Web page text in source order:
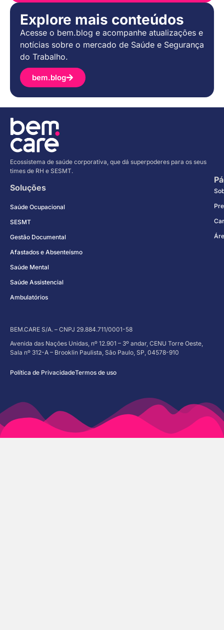
Explore mais conteúdos
Acesse o bem.blog e acompanhe atualizações e
notícias sobre o mercado de Saúde e Segurança
do Trabalho.
bem.blog
Ecossistema de saúde corporativa, que dá superpoderes para os seus
times de RH e SESMT.
Soluções
Saúde Ocupacional
SESMT
Gestão Documental
Afastados e Absenteísmo
Saúde Mental
Saúde Assistencial
Ambulatórios
BEM.CARE S/A. – CNPJ 29.884.711/0001-58
Avenida das Nações Unidas, nº 12.901 – 3º andar, CENU Torre Oeste,
Sala nº 312-A – Brooklin Paulista, São Paulo, SP, 04578-910
Política de PrivacidadeTermos de uso